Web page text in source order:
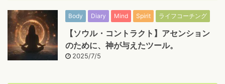
Body Diary Mind Spirit ライフコーチング
【ソウル・コントラクト】アセンション
のために、神が与えたツール。
2025/7/5